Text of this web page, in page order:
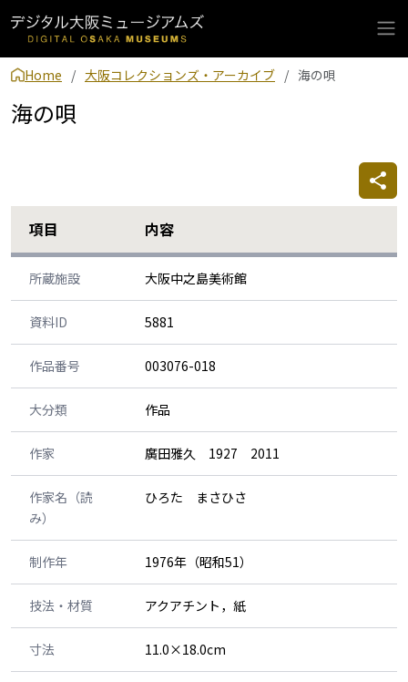
Home 大阪コレクションズ・アーカイブ 海の唄
海の唄
項目 内容
所蔵施設 大阪中之島美術館
資料ID 5881
作品番号 003076-018
大分類 作品
作家 廣田雅久 1927 2011
作家名（読
み）
ひろた まさひさ
制作年 1976年（昭和51）
技法・材質 アクアチント，紙
寸法 11.0×18.0cm